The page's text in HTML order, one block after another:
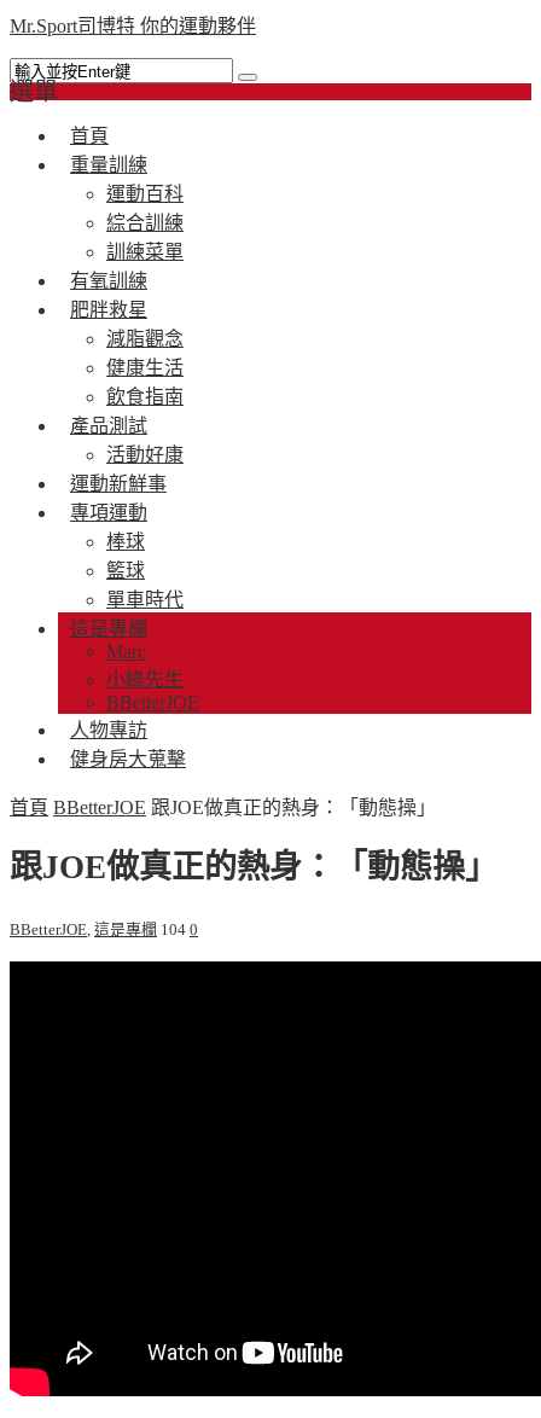
Mr.Sport司博特 你的運動夥伴
選單
首頁
重量訓練
運動百科
綜合訓練
訓練菜單
有氧訓練
肥胖救星
減脂觀念
健康生活
飲食指南
產品測試
活動好康
運動新鮮事
專項運動
棒球
籃球
單車時代
這是專欄
Marc
小綠先生
BBetterJOE
人物專訪
健身房大蒐擊
首頁 BBetterJOE 跟JOE做真正的熱身：「動態操」
跟JOE做真正的熱身：「動態操」
BBetterJOE 這是專欄 104 0